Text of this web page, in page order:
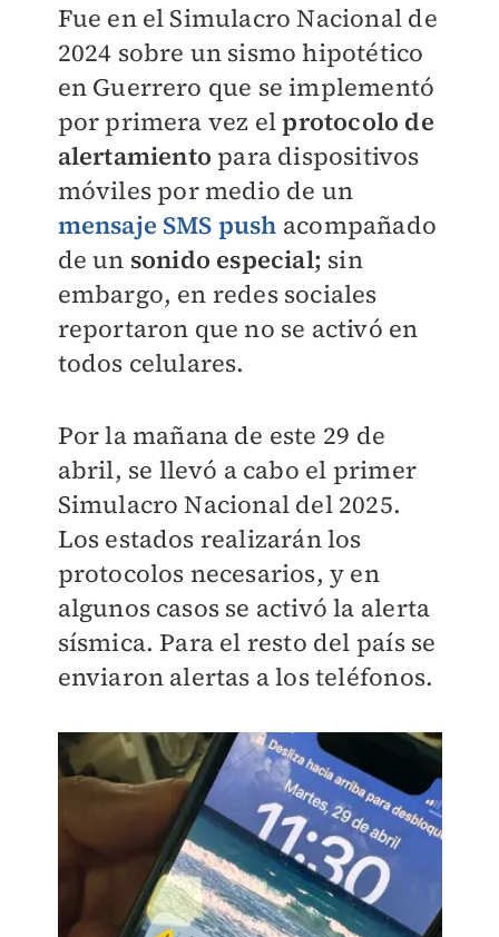
Fue en el Simulacro Nacional de
2024 sobre un sismo hipotético
en Guerrero que se implementó
por primera vez elprotocolo de
alertamiento para dispositivos
móviles por medio de un
mensaje SMS push acompañado
de un sonido especial; sin
embargo, en redes sociales
reportaron que no se activó en
todos celulares.
Por la mañana de este 29 de
abril, se llevó a cabo el primer
Simulacro Nacional del 2025.
Los estados realizarán los
protocolos necesarios, y en
algunos casos se activó la alerta
sísmica. Para el resto del país se
enviaron alertas a los teléfonos.